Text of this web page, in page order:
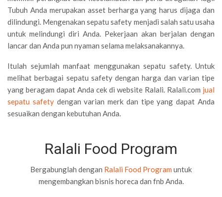
Tubuh Anda merupakan asset berharga yang harus dijaga dan
dilindungi. Mengenakan sepatu safety menjadi salah satu usaha
untuk melindungi diri Anda. Pekerjaan akan berjalan dengan
lancar dan Anda pun nyaman selama melaksanakannya.
Itulah sejumlah manfaat menggunakan sepatu safety. Untuk
melihat berbagai sepatu safety dengan harga dan varian tipe
yang beragam dapat Anda cek di website Ralali. Ralali.com jual
sepatu safetydengan varian merk dan tipe yang dapat Anda
sesuaikan dengan kebutuhan Anda.
Ralali Food Program
Bergabunglah dengan Ralali Food Program untuk
mengembangkan bisnis horeca dan fnb Anda.